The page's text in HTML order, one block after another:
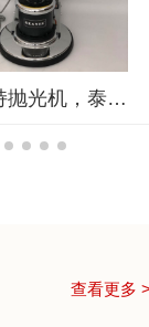
江苏手持抛光机，泰州市价格合理城市花园酒店门口地面异形抛光机
查看更多